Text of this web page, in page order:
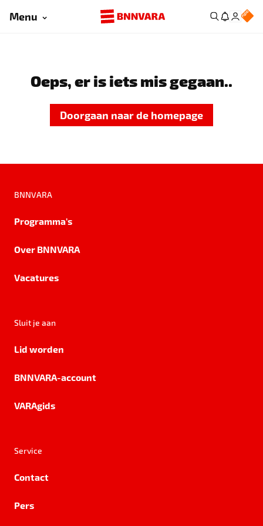
Menu
Oeps, er is iets mis gegaan..
Doorgaan naar de homepage
BNNVARA
Programma's
Over BNNVARA
Vacatures
Sluit je aan
Lid worden
BNNVARA-account
VARAgids
Service
Contact
Pers